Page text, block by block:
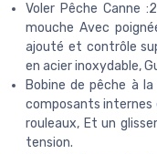
Voler Pêche Canne
mouche Avec
ajouté et contrôle
en acier inoxydable,
Bobine de pêche à
composants internes
rouleaux, Et un
tension.